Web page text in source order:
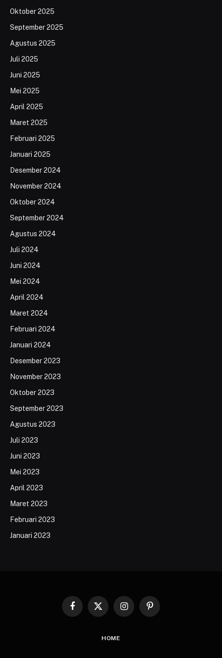
Oktober 2025
September 2025
Agustus 2025
Juli 2025
Juni 2025
Mei 2025
April 2025
Maret 2025
Februari 2025
Januari 2025
Desember 2024
November 2024
Oktober 2024
September 2024
Agustus 2024
Juli 2024
Juni 2024
Mei 2024
April 2024
Maret 2024
Februari 2024
Januari 2024
Desember 2023
November 2023
Oktober 2023
September 2023
Agustus 2023
Juli 2023
Juni 2023
Mei 2023
April 2023
Maret 2023
Februari 2023
Januari 2023
Facebook
X
InstagramPinterest
HOME